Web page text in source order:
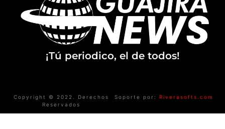
¡Tú periodico, el de todos!
Copyright © 2022. Derechos
Reservados
Soporte por: Riverasofts.com